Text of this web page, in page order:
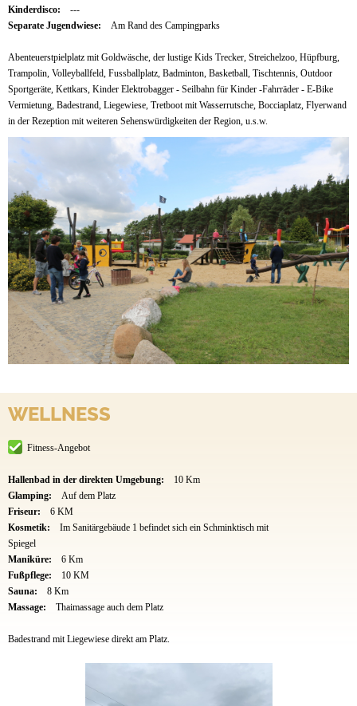
Kinderdisco:
---
Separate Jugendwiese:
Am Rand des Campingparks
Abenteuerstpielplatz mit Goldwäsche, der lustige Kids Trecker, Streichelzoo, Hüpfburg,
Trampolin, Volleyballfeld, Fussballplatz, Badminton, Basketball, Tischtennis, Outdoor
Sportgeräte, Kettkars, Kinder Elektrobagger - Seilbahn für Kinder -Fahrräder - E-Bike
Vermietung, Badestrand, Liegewiese, Tretboot mit Wasserrutsche, Bocciaplatz, Flyerwand
in der Rezeption mit weiteren Sehenswürdigkeiten der Region, u.s.w.
WELLNESS
Fitness-Angebot
Hallenbad in der direkten Umgebung:
10 Km
Glamping:
Auf dem Platz
Friseur:
6 KM
Kosmetik:
Im Sanitärgebäude 1 befindet sich ein Schminktisch mit
Spiegel
Maniküre:
6 Km
Fußpflege:
10 KM
Sauna:
8 Km
Massage:
Thaimassage auch dem Platz
Badestrand mit Liegewiese direkt am Platz.